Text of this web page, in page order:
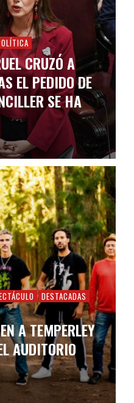
CRUZÓ A
EL PEDIDO DE
SE HA
DESTACADAS
A TEMPERLEY
AUDITORIO